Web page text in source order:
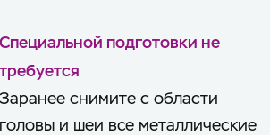
Специальной подготовки не
требуется
Заранее снимите с области
головы и шеи все металлические